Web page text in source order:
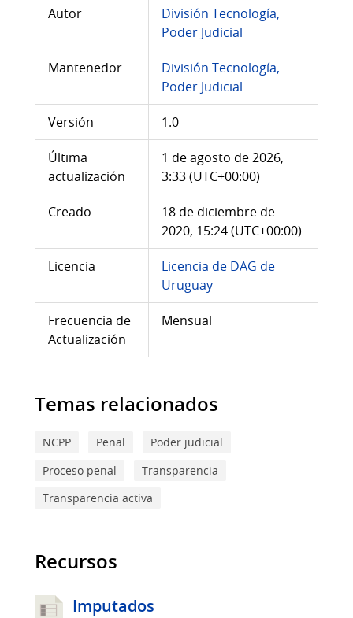
Autor
División Tecnología,
Poder Judicial
Mantenedor
División Tecnología,
Poder Judicial
Versión 1.0
Última
actualización
1 de agosto de 2026,
3:33 (UTC+00:00)
Creado
18 de diciembre de
2020, 15:24 (UTC+00:00)
Licencia
Licencia de DAG de
Uruguay
Frecuencia de
Actualización
Mensual
Temas relacionados
NCPP Penal
Poder judicial
Proceso penal
Transparencia
Transparencia activa
Recursos
Imputados